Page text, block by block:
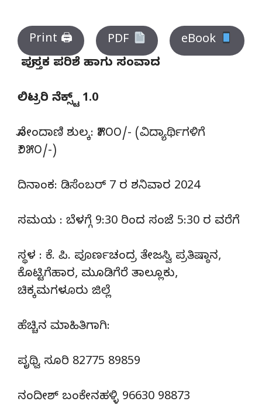
Print 🖨 PDF
eBook
ಪುಸ್ತಕ ಪರಿಶೆ ಹಾಗು ಸಂವಾದ
ಲಿಟ್ರರಿ ನೆಕ್ಸ್ಟ್ 1.0
ನೋಂದಾಣಿ ಶುಲ್ಕ: ₹೫೦೦/- (ವಿದ್ಯಾರ್ಥಿಗಳಿಗೆ
₹೨೫೦/-)
ದಿನಾಂಕ: ಡಿಸೆಂಬರ್ 7 ರ ಶನಿವಾರ 2024
ಸಮಯ : ಬೆಳಗ್ಗೆ 9:30 ರಿಂದ ಸಂಜೆ 5:30 ರ ವರೆಗೆ
ಸ್ಥಳ : ಕೆ. ಪಿ. ಪೂರ್ಣಚಂದ್ರ ತೇಜಸ್ವಿ ಪ್ರತಿಷ್ಠಾನ,
ಕೊಟ್ಟಿಗೆಹಾರ, ಮೂಡಿಗೆರೆ ತಾಲ್ಲೂಕು,
ಚಿಕ್ಕಮಗಳೂರು ಜಿಲ್ಲೆ
ಹೆಚ್ಚಿನ ಮಾಹಿತಿಗಾಗಿ:
ಪೃಥ್ವಿ ಸೂರಿ 82775 89859
ನಂದೀಶ್ ಬಂಕೇನಹಳ್ಳಿ 96630 98873